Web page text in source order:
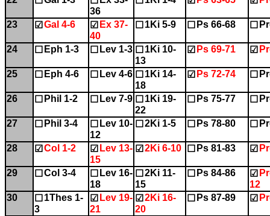
36
23 ☑ Gal 4-6 ☑ Ex 37-
40
☐ 1Ki 5-9 ☐ Ps 66-68 ☐
24 ☐ Eph 1-3 ☐ Lev 1-3 ☐ 1Ki 10-
13
☑ Ps 69-71 ☑
25 ☐ Eph 4-6 ☐ Lev 4-6 ☐ 1Ki 14-
18
☑ Ps 72-74 ☐
26 ☐ Phil 1-2 ☐ Lev 7-9 ☐ 1Ki 19-
22
☐ Ps 75-77 ☐
27 ☐ Phil 3-4 ☐ Lev 10-
12
☐ 2Ki 1-5 ☐ Ps 78-80 ☐
28 ☑ Col 1-2 ☑ Lev 13-
15
☑ 2Ki 6-10 ☐ Ps 81-83 ☑
29 ☐ Col 3-4 ☐ Lev 16-
18
☐ 2Ki 11-
15
☐ Ps 84-86 ☑
12
30
☐ 1Thes 1-
3
☑ Lev 19-
21
☑ 2Ki 16-
20
☐ Ps 87-89 ☑